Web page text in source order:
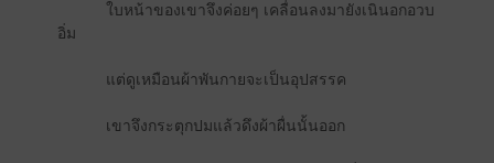
ใบหน้าของเขาจึงค่อยๆ เคลื่อนลงมายังเนินอกอวบ
อิ่ม
แต่ดูเหมือนผ้าพันกายจะเป็นอุปสรรค
เขาจึงกระตุกปมแล้วดึงผ้าผื่นนั้นออก